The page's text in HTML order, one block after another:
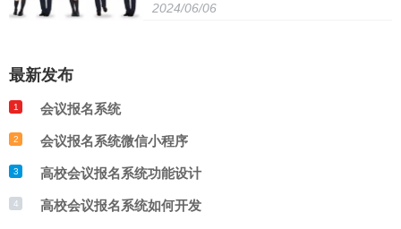
打造出一支高效、稳定的商城系统开发团
队。
行：首先，确定平台功能和设计，包括用户
2024/06/06
最新发布
1 会议报名系统
2 会议报名系统微信小程序
3 高校会议报名系统功能设计
4 高校会议报名系统如何开发